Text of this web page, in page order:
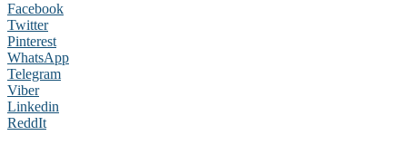
Facebook
Twitter
Pinterest
WhatsApp
Telegram
Viber
Linkedin
ReddIt